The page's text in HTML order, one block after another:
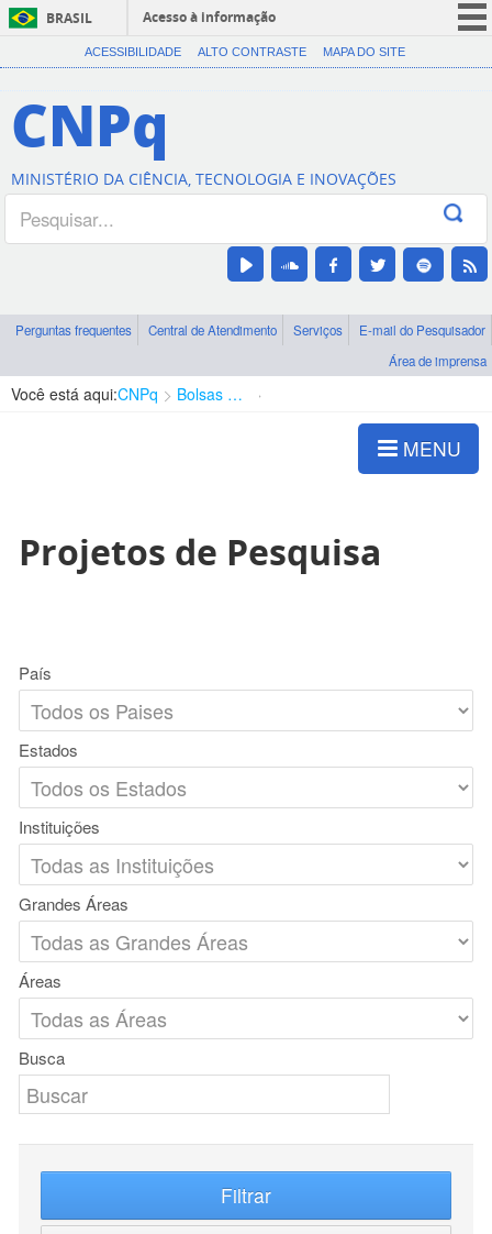
BRASIL
Acesso à informação
CORONAVÍRUS (COVID-19)
Canais
ACESSIBILIDADE ALTO CONTRASTE MAPA DO SITE
CNPq
MINISTÉRIO DA CIÊNCIA, TECNOLOGIA E INOVAÇÕES
Perguntas frequentes Central de Atendimento Serviços
E-mail do Pesquisador
Área de imprensa
Você está aqui:CNPq Bolsas e Auxílios Vigentes
MENU
Projetos de Pesquisa
País
Estados
Instituições
Grandes Áreas
Áreas
Busca
Filtrar